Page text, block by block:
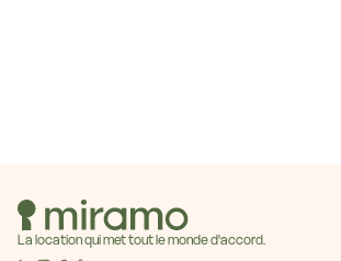
La location qui met tout le monde d'accord.